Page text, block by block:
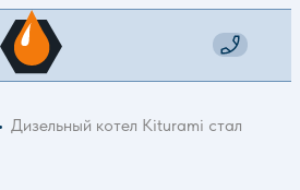
Дизельный котел Kiturami стал